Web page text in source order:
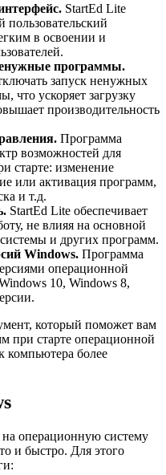
StartEd Lite
в освоении и
программы.
запуск ненужных
что ускоряет загрузку
производительность
Программа
возможностей для
старте: изменение
или активация программ,
и т.д.
StartEd Lite обеспечивает
не влияя на основной
и других программ.
Windows. Программа
операционной
10, Windows 8,
который поможет вам
при старте операционной
компьютера более
операционную систему
и быстро. Для этого